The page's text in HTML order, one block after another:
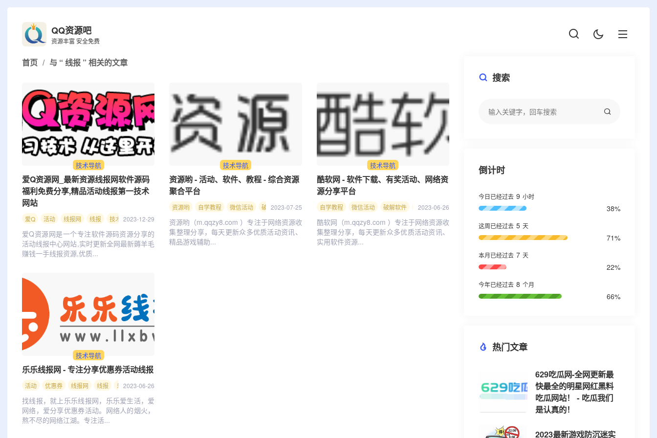
QQ资源吧
资源丰富 安全免费
首页 / 与 “ 线报 ” 相关的文章
技术导航
爱Q资源网_最新资源线报网软件源码
福利免费分享,精品活动线报第一技术
网站
爱Q 活动 线报网 线报 技术网 爱Q资源网 资源网 源码 教程 技术
2023-12-29
爱Q资源网是一个专注软件源码资源分享的
活动线报中心网站,实时更新全网最新薅羊毛
赚钱一手线报资源,优质...
技术导航
资源哟 - 活动、软件、教程 - 综合资源
聚合平台
资源哟 自学教程 微信活动 破解软件 网络资源 绿色软件 活动 线报 QQ活动 技术教程
2023-07-25
资源哟（m.qqzy8.com ）专注于网络资源收
集整理分享，每天更新众多优质活动资讯、
精品游戏辅助...
技术导航
酷软网 - 软件下载、有奖活动、网络资
源分享平台
自学教程 微信活动 破解软件 网络资源 酷软网 绿色软件 活动 线报
2023-06-26
酷软网（m.qqzy8.com ）专注于网络资源收
集整理分享，每天更新众多优质活动资讯、
实用软件资源...
技术导航
乐乐线报网 - 专注分享优惠券活动线报
活动 优惠券 线报网 线报 乐乐线报网
2023-06-26
找线报，就上乐乐线报网，乐乐爱生活，爱
网络，爱分享优惠券活动。网络人的烟火，
熬不尽的网络江湖。专注活...
搜索
倒计时
今日已经过去 9 小时
38%
这周已经过去 5 天
71%
本月已经过去 7 天
22%
今年已经过去 8 个月
66%
热门文章
629吃瓜网-全网更新最
快最全的明星网红黑料
吃瓜网站！ - 吃瓜我们
是认真的！
2023最新游戏防沉迷实